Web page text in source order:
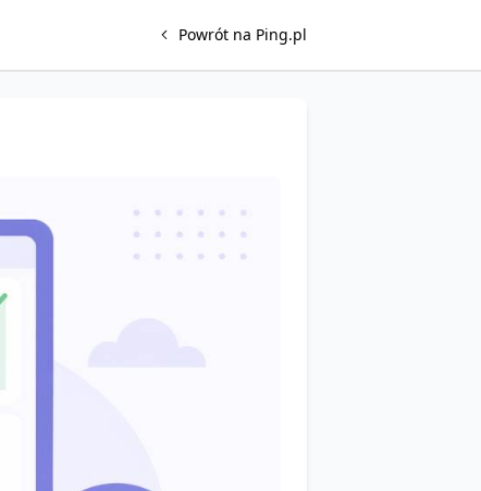
Powrót na Ping.pl